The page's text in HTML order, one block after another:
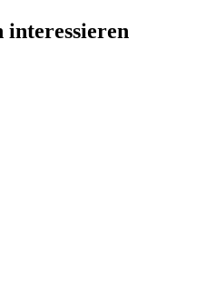
interessieren